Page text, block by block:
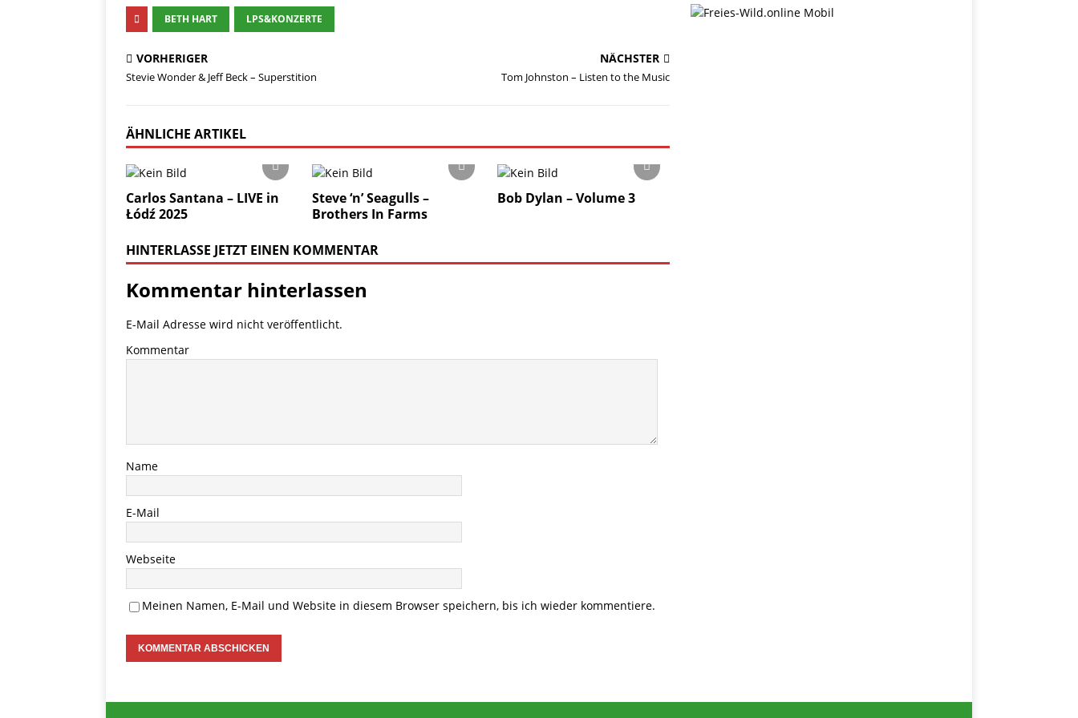
BETH HART LPS&KONZERTE
VORHERIGER
Stevie Wonder & Jeff Beck – Superstition
NÄCHSTER
Tom Johnston – Listen to the Music
ÄHNLICHE ARTIKEL
Carlos Santana – LIVE in
Łódź 2025
Steve ‘n’ Seagulls –
Brothers In Farms
Bob Dylan – Volume 3
HINTERLASSE JETZT EINEN KOMMENTAR
Kommentar hinterlassen
E-Mail Adresse wird nicht veröffentlicht.
Kommentar
Name
E-Mail
Webseite
Meinen Namen, E-Mail und Website in diesem Browser speichern, bis ich wieder kommentiere.